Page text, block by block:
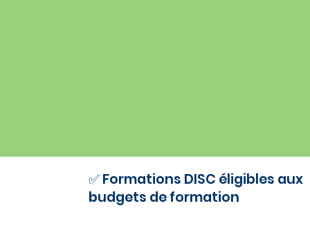
✅ Formations DISC éligibles aux
budgets de formation